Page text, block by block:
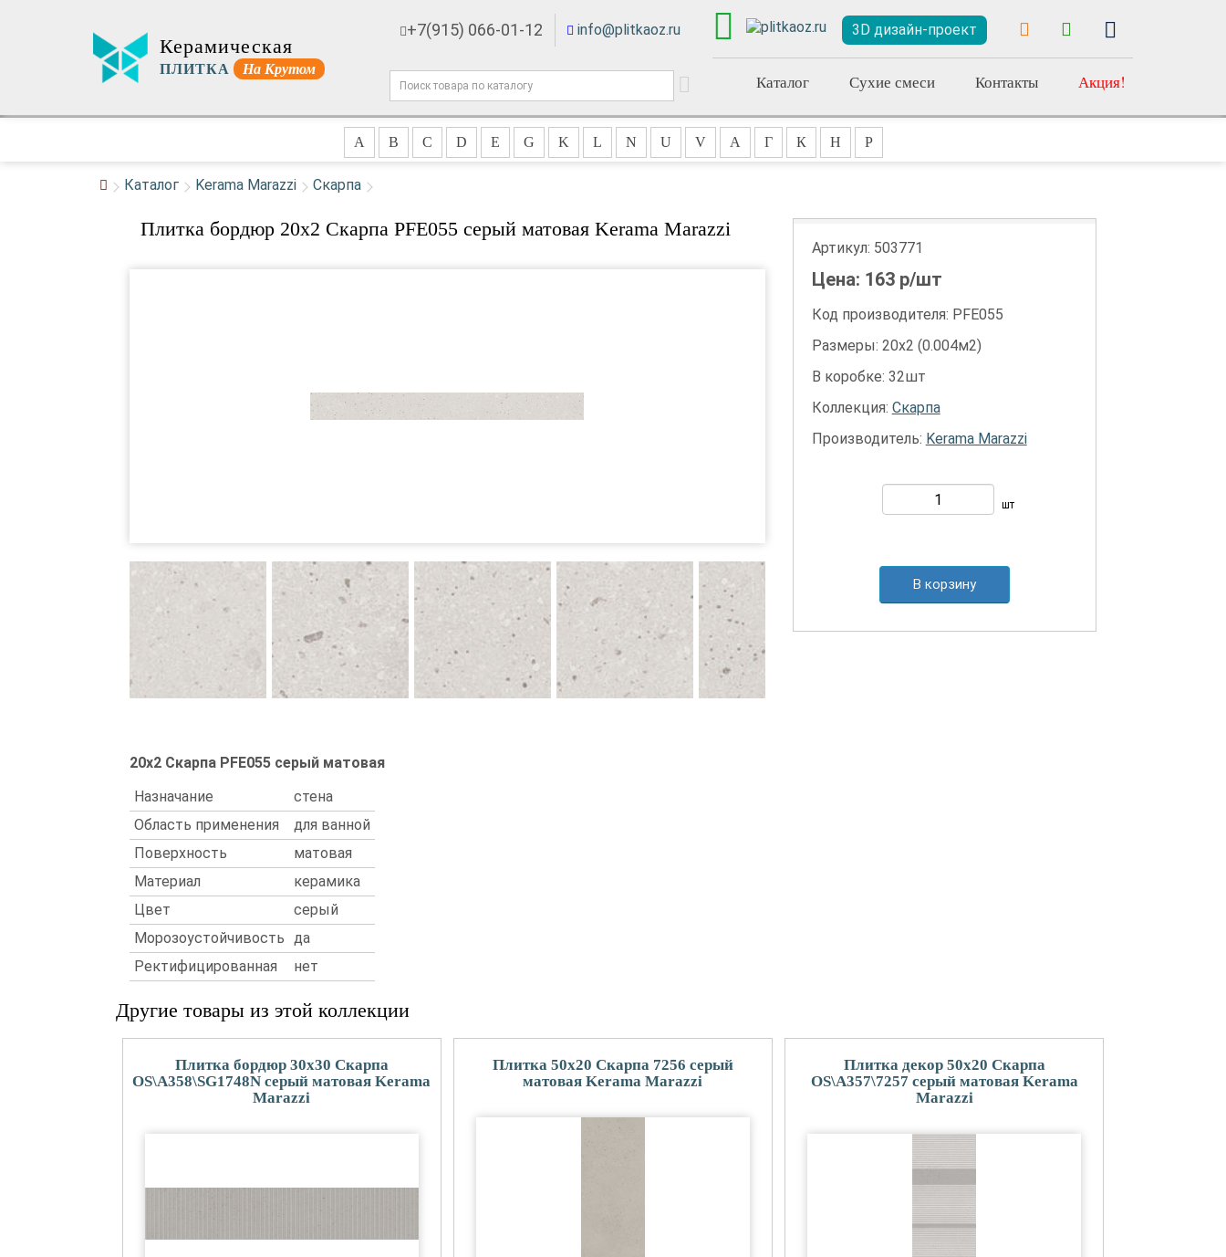
Керамическая
ПЛИТКА На Крутом
+7(915) 066-01-12 info@plitkaoz.ru 3D дизайн-проект
Каталог Сухие смеси Контакты Акция!
A B C D E G K L N U V А Г К Н Р
Каталог Kerama Marazzi Скарпа
Плитка бордюр 20x2 Скарпа PFE055 серый матовая Kerama Marazzi
20x2 Скарпа PFE055 серый матовая
Назначание
стена
Область применения
для ванной
Поверхность
матовая
Материал
керамика
Цвет
серый
Морозоустойчивость да
Ректифицированная
нет
Артикул: 503771
Цена: 163р/шт
Код производителя: PFE055
Размеры: 20х2 (0.004м2)
В коробке: 32шт
Коллекция: Скарпа
Производитель: Kerama Marazzi
шт
В корзину
Другие товары из этой коллекции
Плитка бордюр 30x30 Скарпа
OS\A358\SG1748N серый матовая Kerama
Marazzi
Плитка 50x20 Скарпа 7256 серый
матовая Kerama Marazzi
Плитка декор 50x20 Скарпа
OS\A357\7257 серый матовая Kerama
Marazzi